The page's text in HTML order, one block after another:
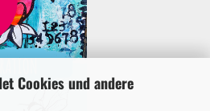
Cookies und andere